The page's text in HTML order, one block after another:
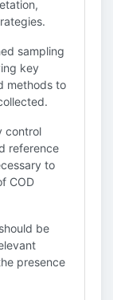
sampling
key
methods to
control
reference
to
COD
be
presence